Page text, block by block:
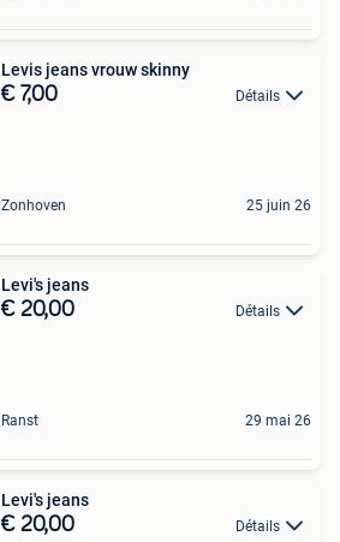
Levis jeans vrouw skinny
€ 7,00 Détails
Zonhoven 25 juin 26
Levi's jeans
€ 20,00 Détails
Ranst 29 mai 26
Levi's jeans
€ 20,00 Détails